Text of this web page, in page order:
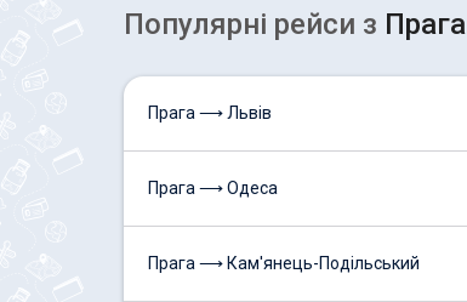
Популярні рейcи з Прага
Прага ⟶ Львів
Прага ⟶ Одеса
Прага ⟶ Кам'янець-Подільський